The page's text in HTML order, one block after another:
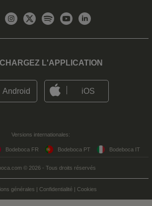
L'APPLICATION
Android iOS
Versions internationales:
Bodeboca FR Bodeboca PT Bodeboca IT
© 2026 - Tous droits réservés
générales | Confidentialité | Cookies